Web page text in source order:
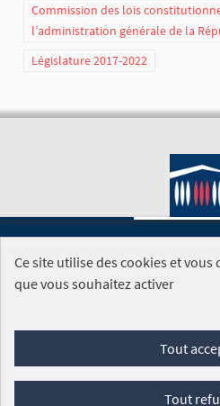
Commission des lois
l’administration générale de la
Législature 2017-2022
SITE DE
Foire aux
Conditions générales d'utilisation
Mentions légales
Ce site utilise des cookies et
que vous souhaitez activer
Tout
Tout